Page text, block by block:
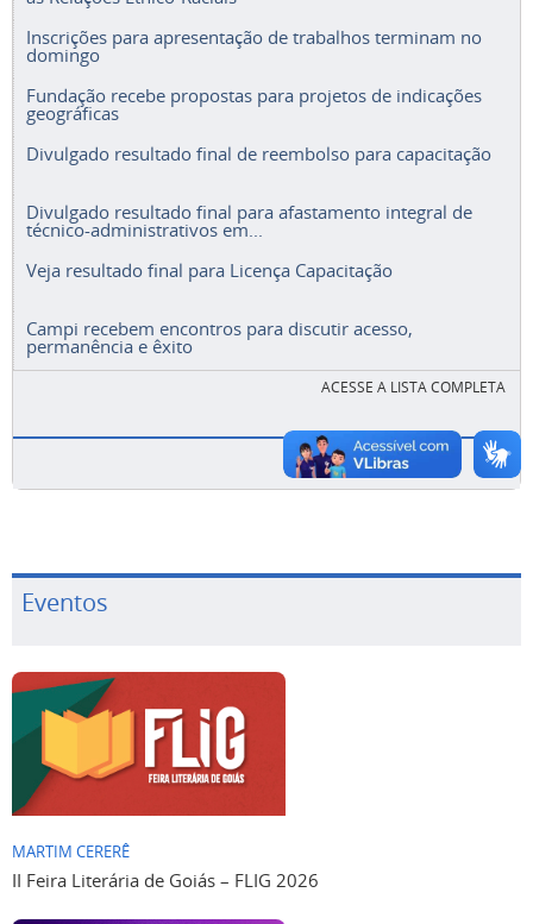
Inscrições para apresentação de trabalhos terminam no
domingo
Fundação recebe propostas para projetos de indicações
geográficas
Divulgado resultado final de reembolso para capacitação
Divulgado resultado final para afastamento integral de
técnico-administrativos em...
Veja resultado final para Licença Capacitação
Campi recebem encontros para discutir acesso,
permanência e êxito
ACESSE A LISTA COMPLETA
Eventos
MARTIM CERERÊ
II Feira Literária de Goiás – FLIG 2026